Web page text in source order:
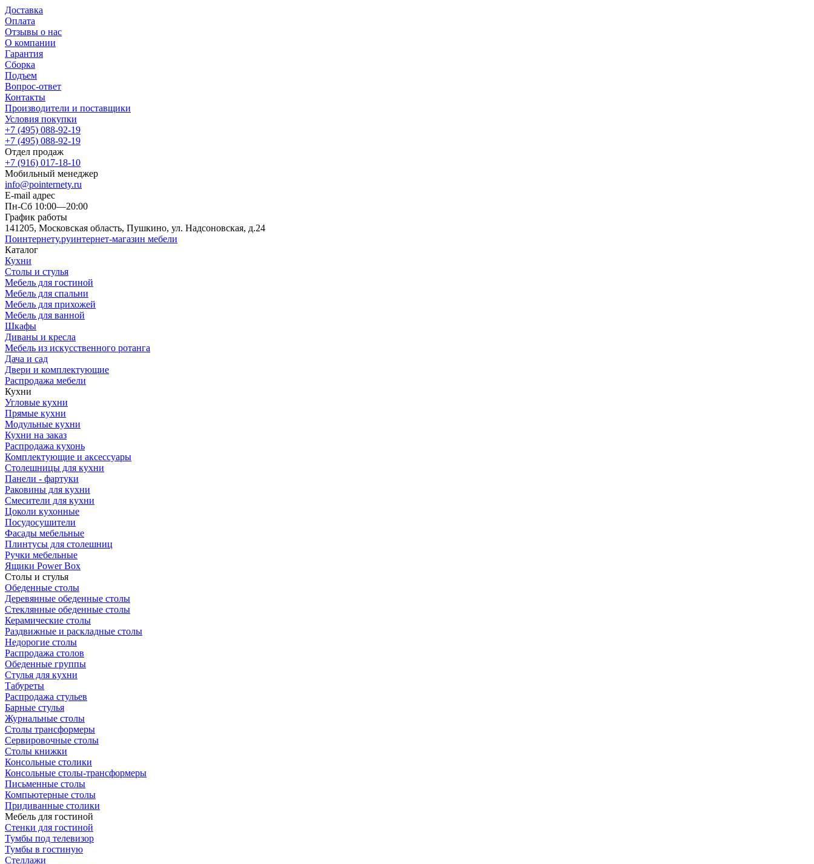
Доставка
Оплата
Отзывы о нас
О компании
Гарантия
Сборка
Подъем
Вопрос-ответ
Контакты
Производители и поставщики
Условия покупки
+7 (495) 088-92-19
+7 (495) 088-92-19
Отдел продаж
+7 (916) 017-18-10
Мобильный менеджер
info@pointernety.ru
E-mail адрес
Пн-Сб 10:00—20:00
График работы
141205, Московская область, Пушкино, ул. Надсоновская, д.24
Поинтернету.руинтернет-магазин мебели
Каталог
Кухни
Столы и стулья
Мебель для гостиной
Мебель для спальни
Мебель для прихожей
Мебель для ванной
Шкафы
Диваны и кресла
Мебель из искусственного ротанга
Дача и сад
Двери и комплектующие
Распродажа мебели
Кухни
Угловые кухни
Прямые кухни
Модульные кухни
Кухни на заказ
Распродажа кухонь
Комплектующие и аксессуары
Столешницы для кухни
Панели - фартуки
Раковины для кухни
Смесители для кухни
Цоколи кухонные
Посудосушители
Фасады мебельные
Плинтусы для столешниц
Ручки мебельные
Ящики Power Box
Столы и стулья
Обеденные столы
Деревянные обеденные столы
Стеклянные обеденные столы
Керамические столы
Раздвижные и раскладные столы
Недорогие столы
Распродажа столов
Обеденные группы
Стулья для кухни
Табуреты
Распродажа стульев
Барные стулья
Журнальные столы
Столы трансформеры
Сервировочные столы
Столы книжки
Консольные столики
Консольные столы-трансформеры
Письменные столы
Компьютерные столы
Придиванные столики
Мебель для гостиной
Стенки для гостиной
Тумбы под телевизор
Тумбы в гостиную
Стеллажи